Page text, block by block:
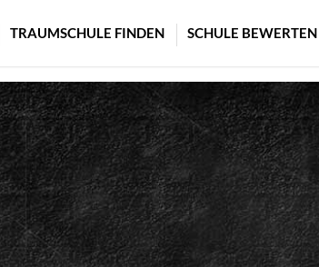
TRAUMSCHULE FINDEN SCHULE BEWERTEN